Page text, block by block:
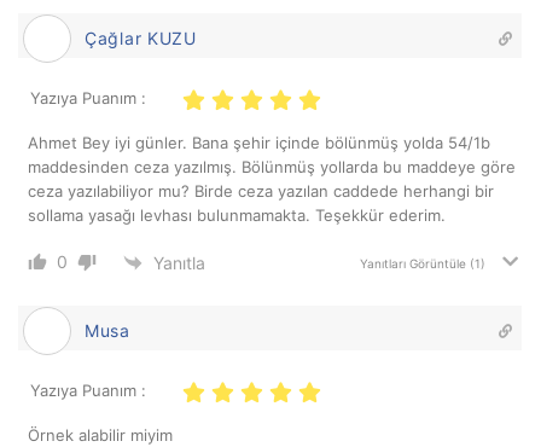
Çağlar KUZU
Yazıya Puanım :
Ahmet Bey iyi günler. Bana şehir içinde bölünmüş yolda 54/1b
maddesinden ceza yazılmış. Bölünmüş yollarda bu maddeye göre
ceza yazılabiliyor mu? Birde ceza yazılan caddede herhangi bir
sollama yasağı levhası bulunmamakta. Teşekkür ederim.
0 Yanıtla Yanıtları Görüntüle (1)
Musa
Yazıya Puanım :
Örnek alabilir miyim